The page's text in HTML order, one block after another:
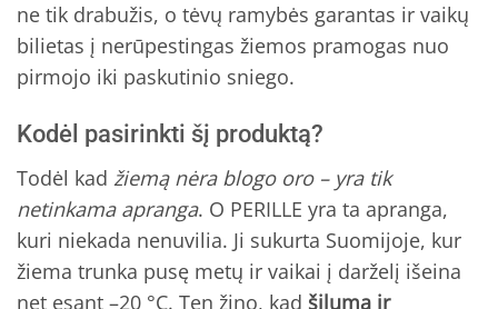
ne tik drabužis, o tėvų ramybės garantas ir vaikų
bilietas į nerūpestingas žiemos pramogas nuo
pirmojo iki paskutinio sniego.
Kodėl pasirinkti šį produktą?
Todėl kad žiemą nėra blogo oro – yra tik
netinkama apranga. O PERILLE yra ta apranga,
kuri niekada nenuvilia. Ji sukurta Suomijoje, kur
žiema trunka pusę metų ir vaikai į darželį išeina
net esant –20 °C. Ten žino, kad šiluma ir